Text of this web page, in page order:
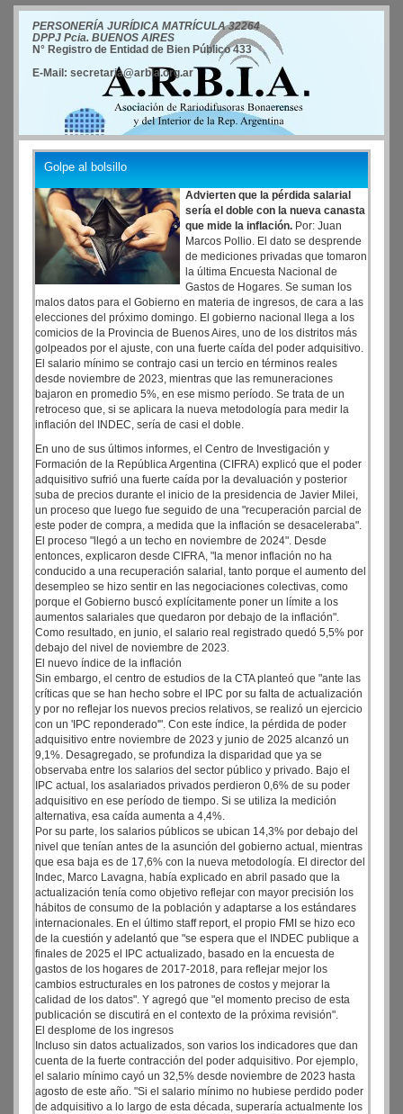
PERSONERÍA JURÍDICA MATRÍCULA 32264
DPPJ Pcia. BUENOS AIRES
N° Registro de Entidad de Bien Público 433
E-Mail: secretaria@arbia.org.ar
Golpe al bolsillo
Advierten que la pérdida salarial
sería el doble con la nueva canasta
que mide la inflación. Por: Juan
Marcos Pollio. El dato se desprende
de mediciones privadas que tomaron
la última Encuesta Nacional de
Gastos de Hogares. Se suman los
malos datos para el Gobierno en materia de ingresos, de cara a las
elecciones del próximo domingo. El gobierno nacional llega a los
comicios de la Provincia de Buenos Aires, uno de los distritos más
golpeados por el ajuste, con una fuerte caída del poder adquisitivo.
El salario mínimo se contrajo casi un tercio en términos reales
desde noviembre de 2023, mientras que las remuneraciones
bajaron en promedio 5%, en ese mismo período. Se trata de un
retroceso que, si se aplicara la nueva metodología para medir la
inflación del INDEC, sería de casi el doble.
En uno de sus últimos informes, el Centro de Investigación y
Formación de la República Argentina (CIFRA) explicó que el poder
adquisitivo sufrió una fuerte caída por la devaluación y posterior
suba de precios durante el inicio de la presidencia de Javier Milei,
un proceso que luego fue seguido de una "recuperación parcial de
este poder de compra, a medida que la inflación se desaceleraba".
El proceso "llegó a un techo en noviembre de 2024". Desde
entonces, explicaron desde CIFRA, "la menor inflación no ha
conducido a una recuperación salarial, tanto porque el aumento del
desempleo se hizo sentir en las negociaciones colectivas, como
porque el Gobierno buscó explícitamente poner un límite a los
aumentos salariales que quedaron por debajo de la inflación".
Como resultado, en junio, el salario real registrado quedó 5,5% por
debajo del nivel de noviembre de 2023.
El nuevo índice de la inflación
Sin embargo, el centro de estudios de la CTA planteó que "ante las
críticas que se han hecho sobre el IPC por su falta de actualización
y por no reflejar los nuevos precios relativos, se realizó un ejercicio
con un 'IPC reponderado'". Con este índice, la pérdida de poder
adquisitivo entre noviembre de 2023 y junio de 2025 alcanzó un
9,1%. Desagregado, se profundiza la disparidad que ya se
observaba entre los salarios del sector público y privado. Bajo el
IPC actual, los asalariados privados perdieron 0,6% de su poder
adquisitivo en ese período de tiempo. Si se utiliza la medición
alternativa, esa caída aumenta a 4,4%.
Por su parte, los salarios públicos se ubican 14,3% por debajo del
nivel que tenían antes de la asunción del gobierno actual, mientras
que esa baja es de 17,6% con la nueva metodología. El director del
Indec, Marco Lavagna, había explicado en abril pasado que la
actualización tenía como objetivo reflejar con mayor precisión los
hábitos de consumo de la población y adaptarse a los estándares
internacionales. En el último staff report, el propio FMI se hizo eco
de la cuestión y adelantó que "se espera que el INDEC publique a
finales de 2025 el IPC actualizado, basado en la encuesta de
gastos de los hogares de 2017-2018, para reflejar mejor los
cambios estructurales en los patrones de costos y mejorar la
calidad de los datos". Y agregó que "el momento preciso de esta
publicación se discutirá en el contexto de la próxima revisión".
El desplome de los ingresos
Incluso sin datos actualizados, son varios los indicadores que dan
cuenta de la fuerte contracción del poder adquisitivo. Por ejemplo,
el salario mínimo cayó un 32,5% desde noviembre de 2023 hasta
agosto de este año. "Si el salario mínimo no hubiese perdido poder
de adquisitivo a lo largo de esta década, superaría actualmente los